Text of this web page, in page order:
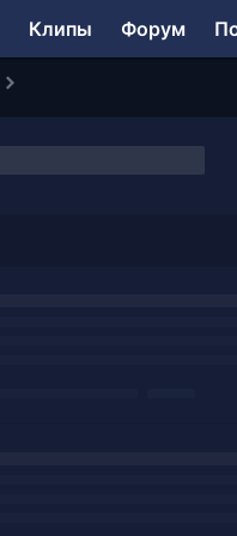
Клипы Форум